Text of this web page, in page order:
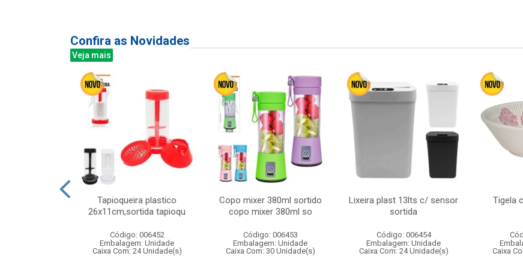
Confira as Novidades
Veja mais
Tapioqueira plastico
26x11cm,sortida tapioqu
Código: 006452
Embalagem: Unidade
Caixa Com: 24 Unidade(s)
Copo mixer 380ml sortido
copo mixer 380ml so
Código: 006453
Embalagem: Unidade
Caixa Com: 30 Unidade(s)
Lixeira plast 13lts c/ sensor
sortida
Código: 006454
Embalagem: Unidade
Caixa Com: 24 Unidade(s)
Tigela
Caixa